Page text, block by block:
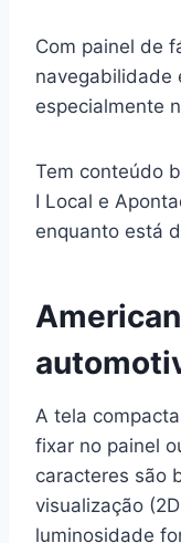
Com painel de
navegabilidade
especialmente
Tem conteúdo
I Local e
enquanto está
A tela
fixar no painel
caracteres são
visualização
luminosidade